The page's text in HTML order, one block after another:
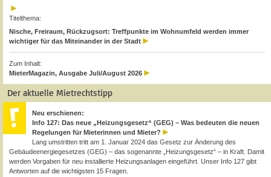
Titelthema:
Nische, Freiraum, Rückzugsort: Treffpunkte im Wohnumfeld werden immer
wichtiger für das Miteinander in der Stadt
Zum Inhalt:
MieterMagazin, Ausgabe Juli/August 2026
Der aktuelle Mietrechtstipp
Neu erschienen:
Info 127: Das neue „Heizungsgesetz“ (GEG) – Was bedeuten die neuen
Regelungen für Mieterinnen und Mieter?
Lang umstritten tritt am 1. Januar 2024 das Gesetz zur Änderung des
Gebäudeenergiegesetzes (GEG) – das sogenannte „Heizungsgesetz“ – in Kraft. Damit
werden Vorgaben für neu installierte Heizungsanlagen eingeführt. Unser Info 127 gibt
Antworten auf die wichtigsten 15 Fragen.